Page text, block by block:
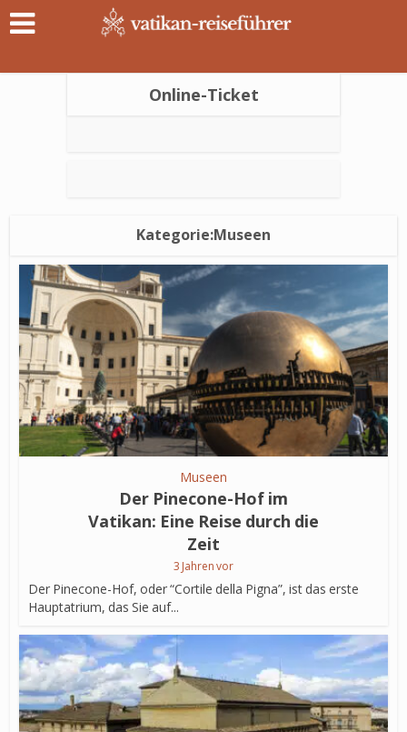
Online-Ticket
Kategorie:Museen
Museen
Der Pinecone-Hof im
Vatikan: Eine Reise durch die
Zeit
3 Jahren vor
Der Pinecone-Hof, oder “Cortile della Pigna”, ist das erste
Hauptatrium, das Sie auf...